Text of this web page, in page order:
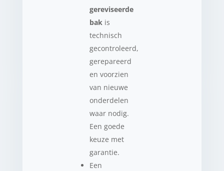
gereviseerde
bakis
technisch
gecontroleerd,
gerepareerd
en voorzien
van nieuwe
onderdelen
waar nodig.
Een goede
keuze met
garantie.
Een